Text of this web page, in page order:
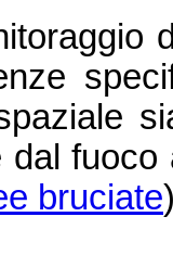
bruciate